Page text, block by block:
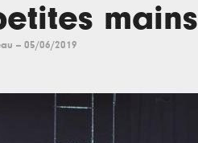
mains
-- 05/06/2019